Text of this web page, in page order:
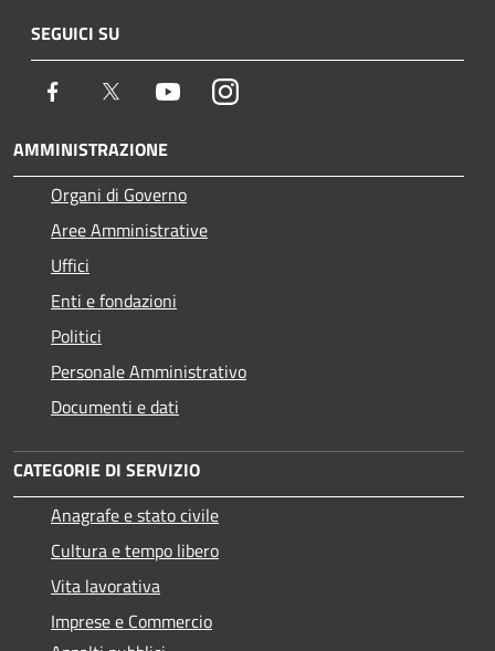
SEGUICI SU
Facebook Twitter YoutubeInstagram
AMMINISTRAZIONE
Organi di Governo
Aree Amministrative
Uffici
Enti e fondazioni
Politici
Personale Amministrativo
Documenti e dati
CATEGORIE DI SERVIZIO
Anagrafe e stato civile
Cultura e tempo libero
Vita lavorativa
Imprese e Commercio